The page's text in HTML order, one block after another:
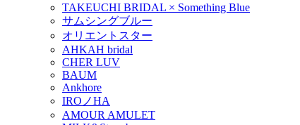
TAKEUCHI BRIDAL × Something Blue
サムシングブルー
オリエントスター
AHKAH bridal
CHER LUV
BAUM
Ankhore
IROノHA
AMOUR AMULET